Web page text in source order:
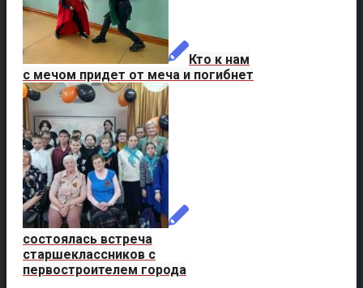
Кто к нам
с мечом придет от меча и погибнет
состоялась встреча
старшеклассников с
первостроителем города